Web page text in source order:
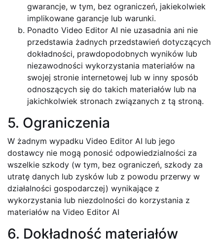
gwarancje, w tym, bez ograniczeń, jakiekolwiek
implikowane garancje lub warunki.
Ponadto Video Editor AI nie uzasadnia ani nie
przedstawia żadnych przedstawień dotyczących
dokładności, prawdopodobnych wyników lub
niezawodności wykorzystania materiałów na
swojej stronie internetowej lub w inny sposób
odnoszących się do takich materiałów lub na
jakichkolwiek stronach związanych z tą stroną.
5. Ograniczenia
W żadnym wypadku Video Editor AI lub jego
dostawcy nie mogą ponosić odpowiedzialności za
wszelkie szkody (w tym, bez ograniczeń, szkody za
utratę danych lub zysków lub z powodu przerwy w
działalności gospodarczej) wynikające z
wykorzystania lub niezdolności do korzystania z
materiałów na Video Editor AI
6. Dokładność materiałów